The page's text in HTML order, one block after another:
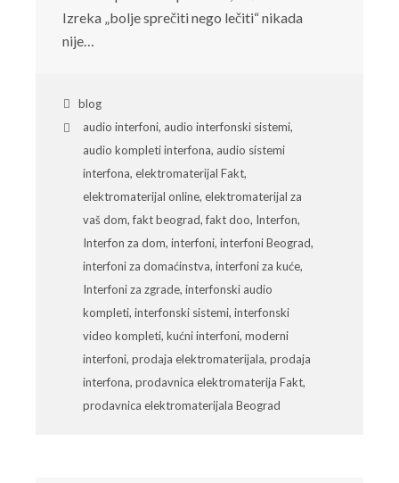
Izreka „bolje sprečiti nego lečiti“ nikada
nije…
blog
audio interfoni, audio interfonski sistemi,
audio kompleti interfona, audio sistemi
interfona, elektromaterijal Fakt,
elektromaterijal online, elektromaterijal za
vaš dom,fakt beograd,fakt doo, Interfon,
Interfon za dom, interfoni, interfoni Beograd,
interfoni za domaćinstva, interfoni za kuće,
Interfoni za zgrade, interfonski audio
kompleti, interfonski sistemi, interfonski
video kompleti, kućni interfoni, moderni
interfoni, prodaja elektromaterijala, prodaja
interfona, prodavnica elektromaterija Fakt,
prodavnica elektromaterijala Beograd